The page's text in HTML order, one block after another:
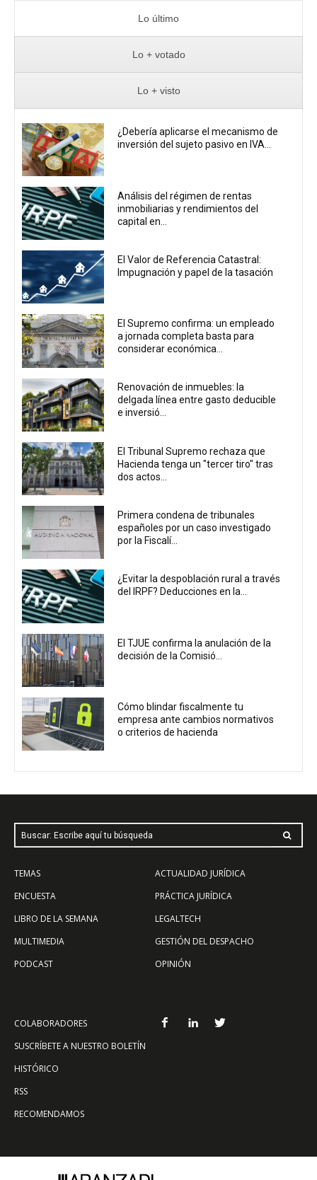
Lo último
Lo + votado
Lo + visto
¿Debería aplicarse el mecanismo de
inversión del sujeto pasivo en IVA...
Análisis del régimen de rentas
inmobiliarias y rendimientos del
capital en...
El Valor de Referencia Catastral:
Impugnación y papel de la tasación
El Supremo confirma: un empleado
a jornada completa basta para
considerar económica...
Renovación de inmuebles: la
delgada línea entre gasto deducible
e inversió...
El Tribunal Supremo rechaza que
Hacienda tenga un "tercer tiro" tras
dos actos...
Primera condena de tribunales
españoles por un caso investigado
por la Fiscalí...
¿Evitar la despoblación rural a través
del IRPF? Deducciones en la...
El TJUE confirma la anulación de la
decisión de la Comisió...
Cómo blindar fiscalmente tu
empresa ante cambios normativos
o criterios de hacienda
Buscar: Escribe aquí tu búsqueda
TEMAS
ENCUESTA
LIBRO DE LA SEMANA
MULTIMEDIA
PODCAST
ACTUALIDAD JURÍDICA
PRÁCTICA JURÍDICA
LEGALTECH
GESTIÓN DEL DESPACHO
OPINIÓN
COLABORADORES
SUSCRÍBETE A NUESTRO BOLETÍN
HISTÓRICO
RSS
RECOMENDAMOS